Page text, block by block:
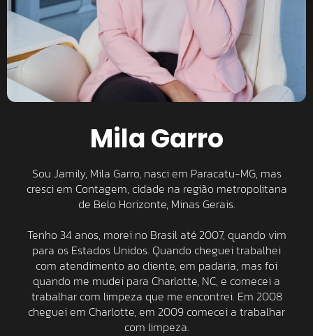
Mila Garro
Sou Jamily, Mila Garro, nasci em Paracatu-MG, mas
cresci em Contagem, cidade na região metropolitana
de Belo Horizonte, Minas Gerais.
Tenho 34 anos, morei no Brasil até 2007, quando vim
para os Estados Unidos. Quando cheguei trabalhei
com atendimento ao cliente, em padaria, mas foi
quando me mudei para Charlotte, NC, e comecei a
trabalhar com limpeza que me encontrei. Em 2008
cheguei em Charlotte, em 2009 comecei a trabalhar
com limpeza.